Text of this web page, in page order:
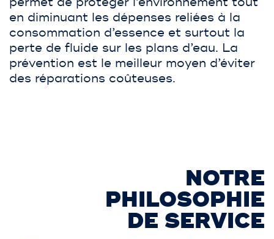
en diminuant les dépenses reliées à la
consommation d’essence et surtout la
perte de fluide sur les plans d’eau. La
prévention est le meilleur moyen d’éviter
des réparations coûteuses.
NOTRE
PHILOSOPHIE
DE SERVICE